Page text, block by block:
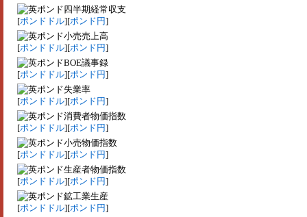
四半期経常収支
[ポンドドル][ポンド円]
小売売上高
[ポンドドル][ポンド円]
BOE議事録
[ポンドドル][ポンド円]
失業率
[ポンドドル][ポンド円]
消費者物価指数
[ポンドドル][ポンド円]
小売物価指数
[ポンドドル][ポンド円]
生産者物価指数
[ポンドドル][ポンド円]
鉱工業生産
[ポンドドル][ポンド円]